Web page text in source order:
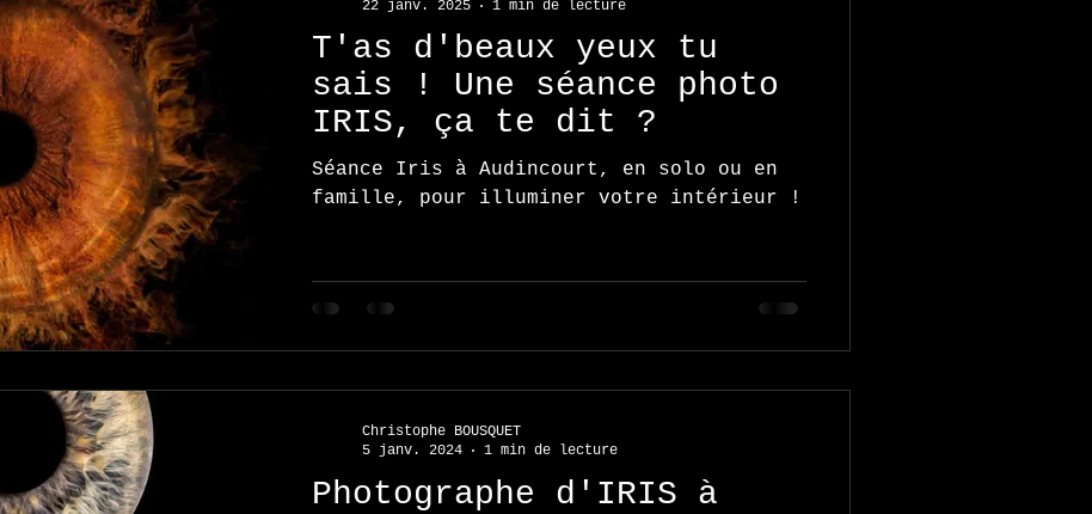
T'as d'beaux yeux tu
sais ! Une séance photo
IRIS, ça te dit ?
Séance Iris à Audincourt, en solo ou en
famille, pour illuminer votre intérieur !
22 janv. 2025
1 min de lecture
Photographe d'IRIS à
Christophe BOUSQUET
5 janv. 2024
1 min de lecture